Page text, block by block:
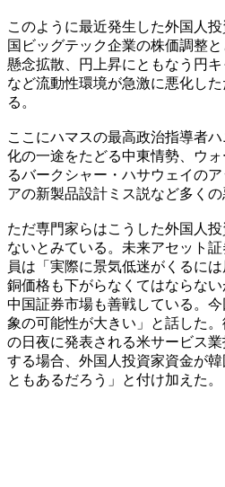
このように最近発生した外国人
国ビッグテック企業の株価調整
懸念拡散、円上昇にともなう円
など流動性環境が急激に悪化し
る。
ここにハマスの最高政治指導者
化の一途をたどる中東情勢、ウ
るバークシャー・ハサウェイの
アの新製品設計ミス説など多くの
ただ専門家らはこうした外国人
ないとみている。未来アセット
員は「実際に景気低迷がくるに
銅価格も下がらなくてはならない
中国証券市場も善戦している。
象の可能性が大きい」と話した
の日夜に発表される米サービス
する場合、外国人投資家資金が
ともあるだろう」と付け加えた。